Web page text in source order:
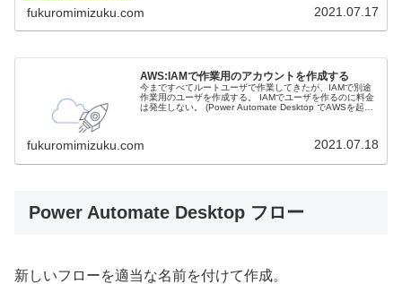
るといったことが可能になり、さまざまなWindowsの操作
を自動化できるらしいので、試しに使ってみる。
fukuromimizuku.com 2021.07.17
AWS:IAMで作業用のアカウントを作成する
今まですべてルートユーザで作業してきたが、IAMで別途
作業用のユーザを作成する。 IAMでユーザを作るのに料金
は発生しない。 (Power Automate Desktop でAWSを起動
fukuromimizuku.com 2021.07.18
Power Automate Desktop フロー
新しいフローを適当な名前を付けて作成。